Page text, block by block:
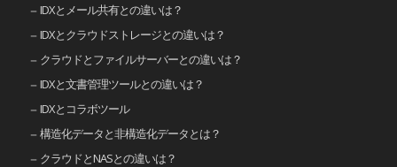
IDXとメール共有との違いは？
IDXとクラウドストレージとの違いは？
クラウドとファイルサーバーとの違いは？
IDXと文書管理ツールとの違いは？
IDXとコラボツール
構造化データと非構造化データとは？
クラウドとNASとの違いは？